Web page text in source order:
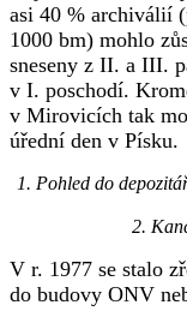
asi 40 % archiválií
1000 bm) mohlo
sneseny z II. a III.
v I. poschodí.
v Mirovicích tak
úřední den v Písku.
1. Pohled do
2.
V r. 1977 se stalo
do budovy ONV